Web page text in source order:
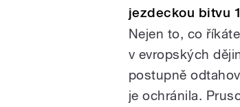
jezdeckou bitvu
Nejen to, co
v evropských
postupně
je ochránila.